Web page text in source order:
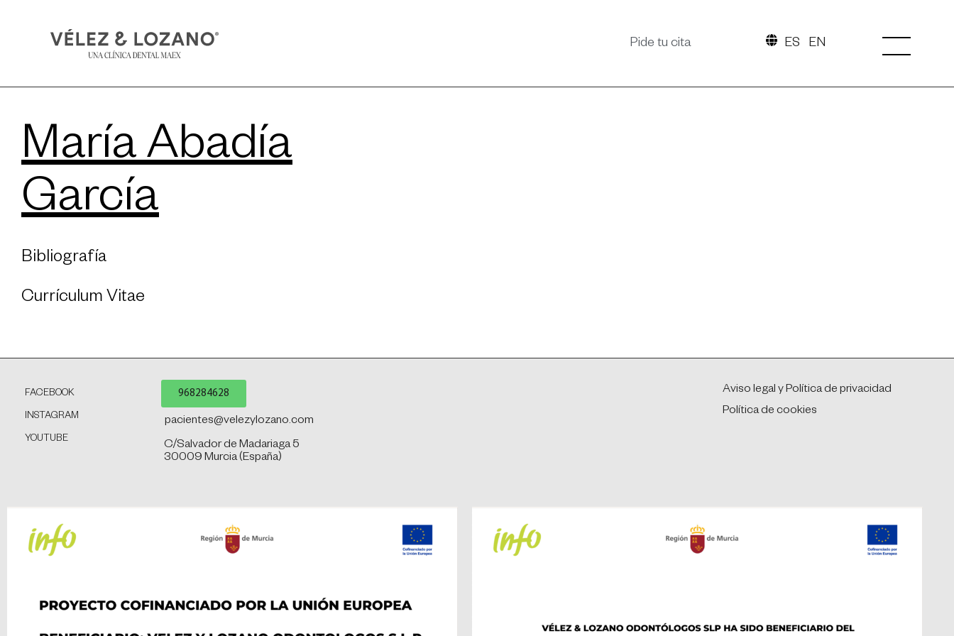
Pide tu cita ES EN
María Abadía
García
Bibliografía
Currículum Vitae
FACEBOOK
INSTAGRAM
YOUTUBE
968284628
pacientes@velezylozano.com
C/Salvador de Madariaga 5
30009 Murcia (España)
Aviso legal y Política de privacidad
Política de cookies